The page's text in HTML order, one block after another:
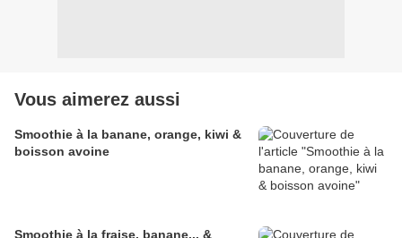
Vous aimerez aussi
Smoothie à la banane, orange, kiwi &
boisson avoine
Smoothie à la fraise, banane... &